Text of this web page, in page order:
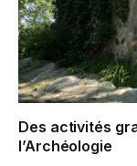
Des activités
l’Archéologie